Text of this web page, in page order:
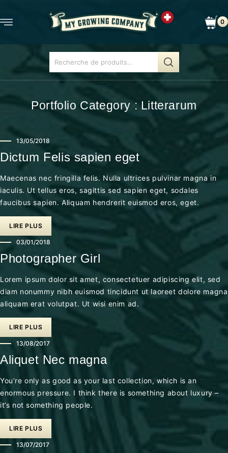
0
Portfolio Category : Litterarum
13/05/2018
Dictum Felis sapien eget
Maecenas nec fringilla felis. Nulla ultrices pulvinar magna in
iaculis. Ut tellus eros, sagittis sed sapien eget, sodales
faucibus sapien. Aliquam hendrerit euismod eros, eget.
LIRE PLUS
03/01/2018
Photographer Girl
Lorem ipsum dolor sit amet, consectetuer adipiscing elit, sed
diam nonummy nibh euismod tincidunt ut laoreet dolore magna
aliquam erat volutpat. Ut wisi enim ad.
LIRE PLUS
13/08/2017
Aliquet Nec magna
You’re only as good as your last collection, which is an
enormous pressure. I think there is something about luxury –
it’s not something people.
LIRE PLUS
13/07/2017